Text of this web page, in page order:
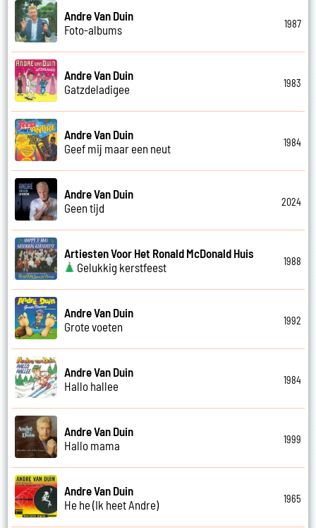
Andre Van Duin
Foto-albums
1987
Andre Van Duin
Gatzdeladigee
1983
Andre Van Duin
Geef mij maar een neut
1984
Andre Van Duin
Geen tijd
2024
Artiesten Voor Het Ronald McDonald Huis
Gelukkig kerstfeest
1988
Andre Van Duin
Grote voeten
1992
Andre Van Duin
Hallo hallee
1984
Andre Van Duin
Hallo mama
1999
Andre Van Duin
He he (Ik heet Andre)
1965